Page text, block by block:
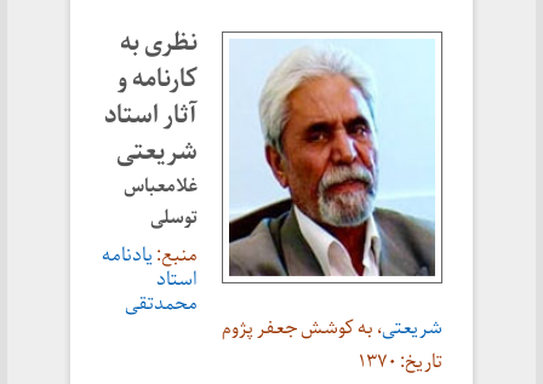
نظری به
کارنامه و
آثار استاد
شریعتی
غلامعباس
توسلی
منبع:یادنامه
استاد
محمدتقی
شریعتی، به کوشش جعفر پژوم
تاریخ: ۱۳۷۰